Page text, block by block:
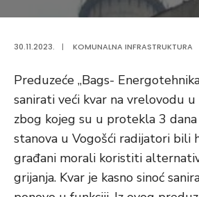
30.11.2023. | KOMUNALNA INFRASTRUKTURA
Preduzeće „Bags-
sanirati veći kvar na vrelovodu
zbog kojeg su u protekla 3
stanova u Vogošći radijatori bili
građani morali koristiti
grijanja. Kvar je kasno sinoć